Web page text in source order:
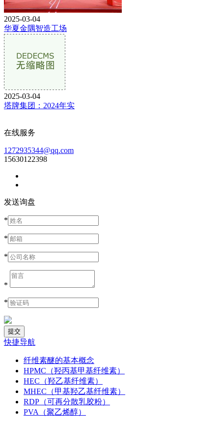
2025-03-04
华夏金隅智造工场
2025-03-04
塔牌集团：2024年实
在线服务
1272935344@qq.com
15630122398
发送询盘
*
*
*
*
*
快捷导航
纤维素醚的基本概念
HPMC（羟丙基甲基纤维素）
HEC（羟乙基纤维素）
MHEC（甲基羟乙基纤维素）
RDP（可再分散乳胶粉）
PVA（聚乙烯醇）